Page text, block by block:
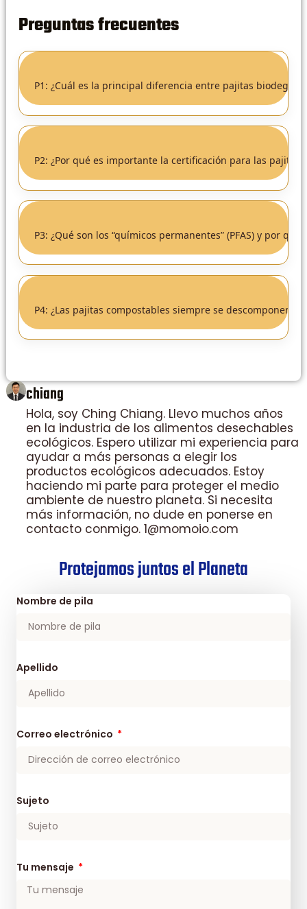
Preguntas frecuentes
P1: ¿Cuál es la principal diferencia entre pajitas
P2: ¿Por qué es importante la certificación para las pajitas
P3: ¿Qué son los “químicos permanentes” (PFAS) y por
P4: ¿Las pajitas compostables siempre se descomponen
chiang
Hola, soy Ching Chiang. Llevo muchos años
en la industria de los alimentos desechables
ecológicos. Espero utilizar mi experiencia para
ayudar a más personas a elegir los
productos ecológicos adecuados. Estoy
haciendo mi parte para proteger el medio
ambiente de nuestro planeta. Si necesita
más información, no dude en ponerse en
contacto conmigo. 1@momoio.com
Protejamos juntos el Planeta
Nombre de pila
Apellido
Correo electrónico
Sujeto
Tu mensaje